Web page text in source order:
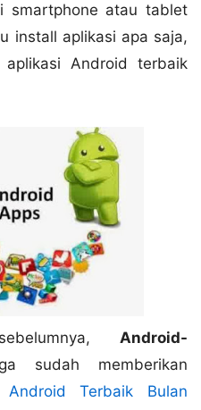
smartphone atau tablet
install aplikasi apa saja,
Android terbaik
Android-
sudah memberikan
Terbaik Bulan